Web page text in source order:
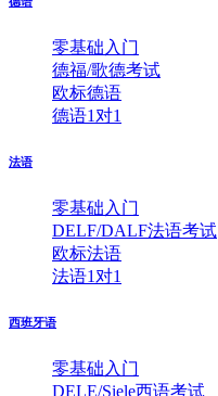
零基础入门
德福/歌德考试
欧标德语
德语1对1
法语
零基础入门
DELF/DALF法语考试
欧标法语
法语1对1
西班牙语
零基础入门
DELE/Siele西语考试